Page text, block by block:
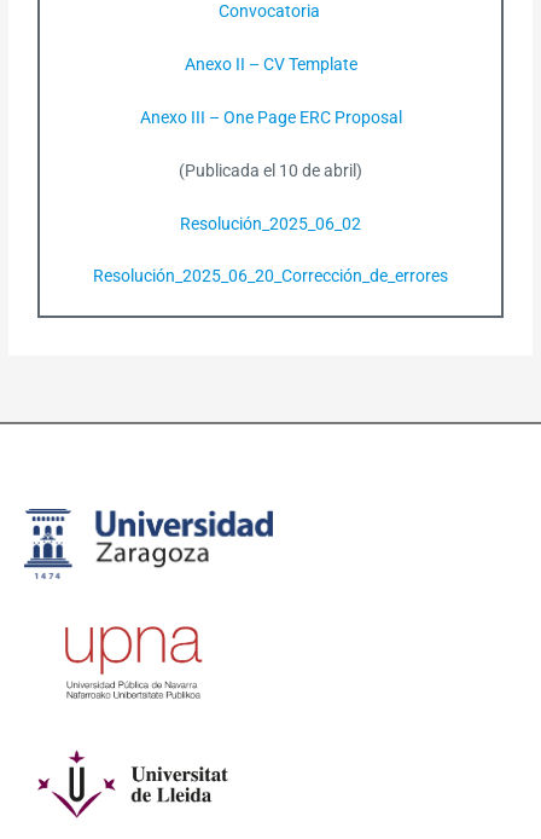
Convocatoria
Anexo II – CV Template
Anexo III – One Page ERC Proposal
(Publicada el 10 de abril)
Resolución_2025_06_02
Resolución_2025_06_20_Corrección_de_errores